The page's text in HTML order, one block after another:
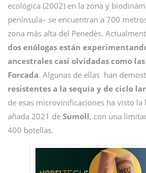
ecológica (2002) en la zona y
península– se encuentran a 700
zona más alta del Penedès.
dos enólogas están
ancestrales casi olvidadas como
Forcada. Algunas de ellas han
resistentes a la sequía y de ciclo
de esas microvinificaciones ha visto la
añada 2021 de Sumoll, con una
400 botellas.